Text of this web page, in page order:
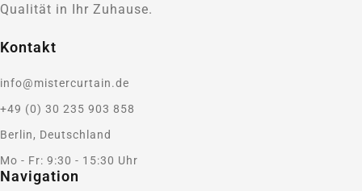
Qualität in Ihr Zuhause.
Kontakt
info@mistercurtain.de
+49 (0) 30 235 903 858
Berlin, Deutschland
Mo - Fr: 9:30 - 15:30 Uhr
Navigation